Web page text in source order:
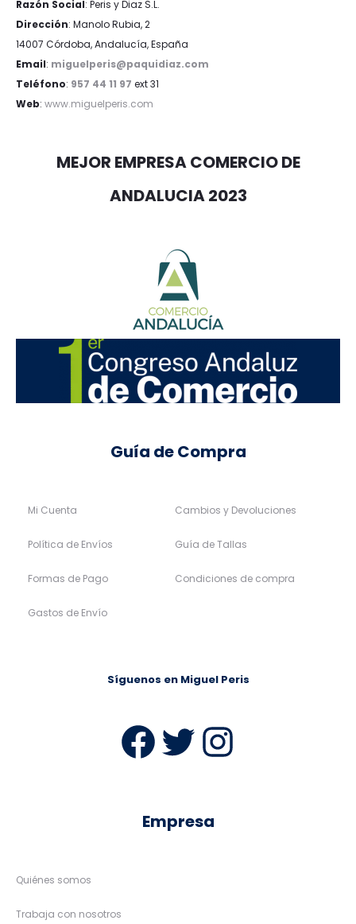
Razón Social: Peris y Diaz S.L.
Dirección: Manolo Rubia, 2
14007 Córdoba, Andalucía, España
Email: miguelperis@paquidiaz.com
Teléfono: 957 44 11 97 ext 31
Web: www.miguelperis.com
MEJOR EMPRESA COMERCIO DE
ANDALUCIA 2023
Guía de Compra
Mi Cuenta
Política de Envíos
Formas de Pago
Gastos de Envío
Cambios y Devoluciones
Guía de Tallas
Condiciones de compra
Síguenos en Miguel Peris
Facebook
Twitter
Empresa
Quiénes somos
Trabaja con nosotros